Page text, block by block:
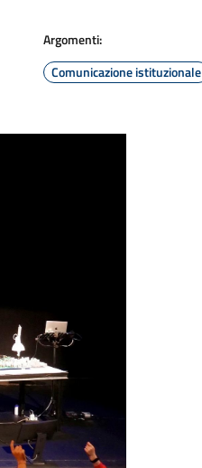
Argomenti:
Comunicazione istituzionale